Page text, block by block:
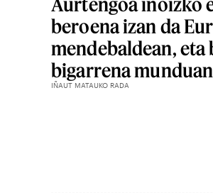
beroena izan da
mendebaldean, eta
bigarrena munduan
IÑAUT MATAUKO RADA